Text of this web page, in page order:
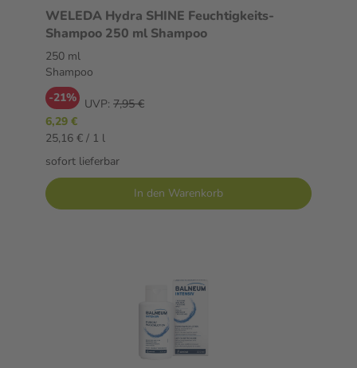
WELEDA Hydra SHINE Feuchtigkeits-
Shampoo 250 ml Shampoo
250 ml
Shampoo
-21% UVP: 7,95 €
6,29 €
25,16 € / 1 l
sofort lieferbar
In den Warenkorb